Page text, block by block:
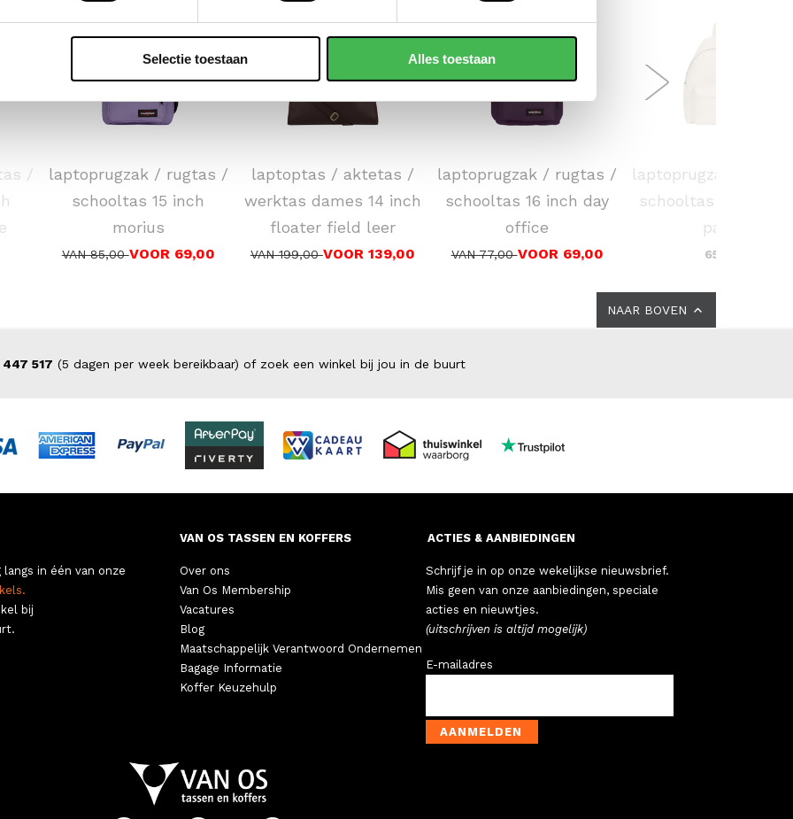
Selectie toestaan Alles toestaan
/
laptoprugzak / rugtas /
schooltas 15 inch
morius
VAN 85,00VOOR 69,00
laptoptas / aktetas /
werktas dames 14 inch
floater field leer
VAN 199,00VOOR 139,00
laptoprugzak / rugtas /
schooltas 16 inch day
office
VAN 77,00VOOR 69,00
laptoprugzak /
schooltas 14 inch
pak'r
65,00
NAAR BOVEN
447 517 (5 dagen per week bereikbaar) of zoek een winkel bij jou in de buurt
langs in één van onze
bij
VAN OS TASSEN EN KOFFERS
Over ons
Van Os Membership
Vacatures
Blog
Maatschappelijk Verantwoord Ondernemen
Bagage Informatie
Koffer Keuzehulp
ACTIES & AANBIEDINGEN
Schrijf je in op onze wekelijkse nieuwsbrief.
Mis geen van onze aanbiedingen, speciale
acties en nieuwtjes.
(uitschrijven is altijd mogelijk)
E-mailadres
AANMELDEN